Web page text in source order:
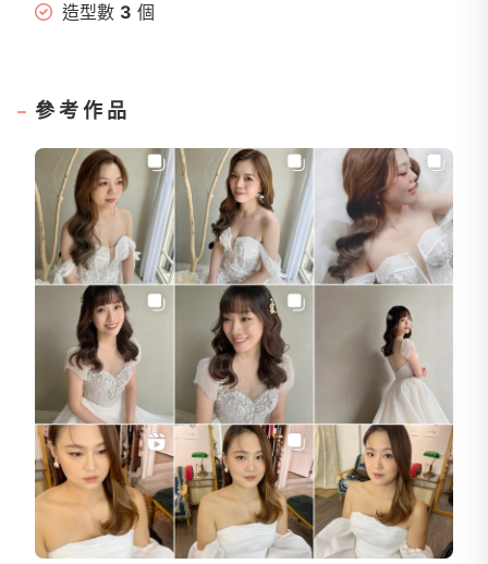
造型數 3 個
參考作品